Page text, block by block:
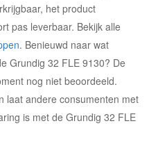
het product
pas leverbaar. Bekijk alle
. Benieuwd naar wat
Grundig 32 FLE 9130? De
nog niet beoordeeld.
laat andere consumenten met
is met de Grundig 32 FLE